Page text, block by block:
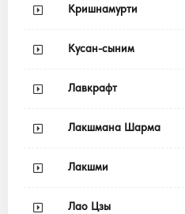
Кришнамурти
Кусан-сыним
Лавкрафт
Лакшмана Шарма
Лакшми
Лао Цзы